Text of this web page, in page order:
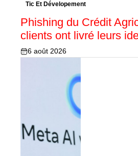
Tic Et Dévelopement
Phishing du Crédit
clients ont livré leurs
6 août 2026